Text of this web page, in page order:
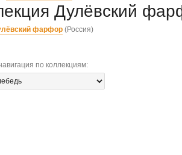
Дулёвский
фарфор (Россия)
по коллекциям: